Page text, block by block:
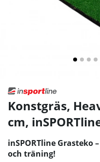
Konstgräs,
cm,
inSPORTline Grasteko
och träning!